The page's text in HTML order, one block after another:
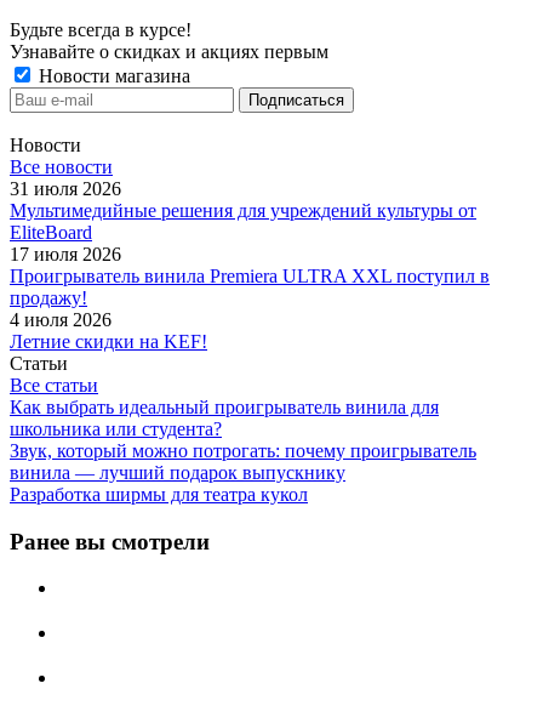
Будьте всегда в курсе!
Узнавайте о скидках и акциях первым
Новости магазина
Новости
Все новости
31 июля 2026
Мультимедийные решения для учреждений культуры от
EliteBoard
17 июля 2026
Проигрыватель винила Premiera ULTRA XXL поступил в
продажу!
4 июля 2026
Летние скидки на KEF!
Статьи
Все статьи
Как выбрать идеальный проигрыватель винила для
школьника или студента?
Звук, который можно потрогать: почему проигрыватель
винила — лучший подарок выпускнику
Разработка ширмы для театра кукол
Ранее вы смотрели